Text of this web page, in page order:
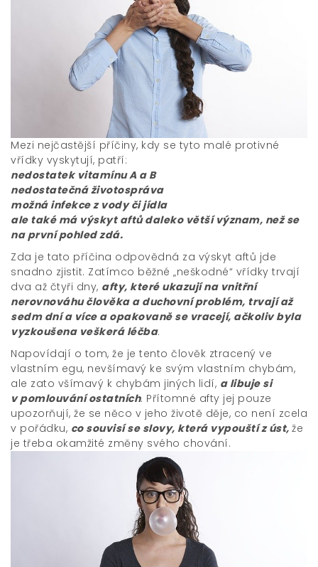
Mezi nejčastější příčiny, kdy se tyto malé protivné
vřídky vyskytují, patří:
nedostatek vitamínu A a B
nedostatečná životospráva
možná infekce z vody či jídla
ale také má výskyt aftů daleko větší význam, než se
na první pohled zdá.
Zda je tato příčina odpovědná za výskyt aftů jde
snadno zjistit. Zatímco běžné „neškodné“ vřídky trvají
dva až čtyři dny, afty, které ukazují na vnitřní
nerovnováhu člověka a duchovní problém, trvají až
sedm dní a více a opakovaně se vracejí, ačkoliv byla
vyzkoušena veškerá léčba.
Napovídají o tom, že je tento člověk ztracený ve
vlastním egu, nevšímavý ke svým vlastním chybám,
ale zato všímavý k chybám jiných lidí, a libuje si
v pomlouvání ostatních. Přítomné afty jej pouze
upozorňují, že se něco v jeho životě děje, co není zcela
v pořádku, co souvisí se slovy, která vypouští z úst, že
je třeba okamžité změny svého chování.